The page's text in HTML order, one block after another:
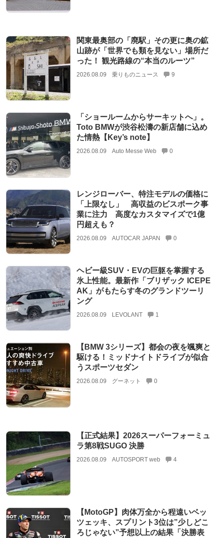
関東最奥部の「廃駅」その更に奥の鉱
山跡が「世界でも類を見ない」場所だ
った！ 観光路線の“本当のルーツ”
2026.08.09 乗りものニュース 9
「ショールームからサーキットへ」。
Toto BMWが渋谷松濤の新店舗に込め
た情熱【Key’s note】
2026.08.09 Auto Messe Web 0
レンジローバー、特注モデルの価格に
「上限なし」 高収益のビスポーク事
業に注力 高度なカスタマイズで1億
円超えも？
2026.08.09 AUTOCAR JAPAN 0
ヘビー級SUV・EVの巨躯を掌握する
氷上性能。最新作「ブリザック ICEPE
AK」がもたらす冬のグランドツーリ
ング
2026.08.09 LEVOLANT 1
【BMW 3シリーズ】都会の夜を颯爽と
駆ける！ミッドナイトドライブが似合
うスポーツセダン
2026.08.09 グーネット 0
【正式結果】2026スーパーフォーミュ
ラ第8戦SUGO 決勝
2026.08.09 AUTOSPORT web 4
【MotoGP】肉体万全から程遠いベッ
ツェッキ、スプリント3位は”少しどこ
ろじゃない”予想以上の結果「決勝表